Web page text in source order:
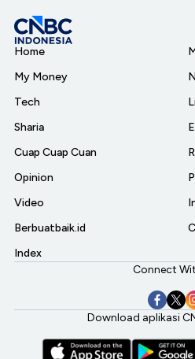
Home
My Money
Tech
Sharia
Cuap Cuap Cuan
Opinion
Video
Berbuatbaik.id
Index
Connect
Download aplikasi